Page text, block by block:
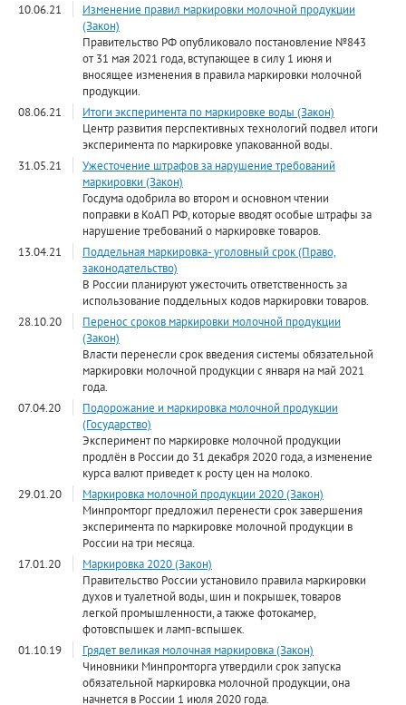
10.06.21
Изменение правил маркировки молочной продукции
(Закон)
Правительство РФ опубликовало постановление №843
от 31 мая 2021 года, вступающее в силу 1 июня и
вносящее изменения в правила маркировки молочной
продукции.
08.06.21
Итоги эксперимента по маркировке воды (Закон)
Центр развития перспективных технологий подвел итоги
эксперимента по маркировке упакованной воды.
31.05.21
Ужесточение штрафов за нарушение требований
маркировки (Закон)
Госдума одобрила во втором и основном чтении
поправки в КоАП РФ, которые вводят особые штрафы за
нарушение требований о маркировке товаров.
13.04.21
Поддельная маркировка- уголовный срок (Право,
законодательство)
В России планируют ужесточить ответственность за
использование поддельных кодов маркировки товаров.
28.10.20
Перенос сроков маркировки молочной продукции
(Закон)
Власти перенесли срок введения системы обязательной
маркировки молочной продукции с января на май 2021
года.
07.04.20
Подорожание и маркировка молочной продукции
(Государство)
Эксперимент по маркировке молочной продукции
продлён в России до 31 декабря 2020 года, а изменение
курса валют приведет к росту цен на молоко.
29.01.20
Маркировка молочной продукции 2020 (Закон)
Минпромторг предложил перенести срок завершения
эксперимента по маркировке молочной продукции в
России на три месяца.
17.01.20
Маркировка 2020 (Закон)
Правительство России установило правила маркировки
духов и туалетной воды, шин и покрышек, товаров
легкой промышленности, а также фотокамер,
фотовспышек и ламп-вспышек.
01.10.19
Грядет великая молочная маркировка (Закон)
Чиновники Минпромторга утвердили срок запуска
обязательной маркировка молочной продукции, она
начнется в России 1 июля 2020 года.